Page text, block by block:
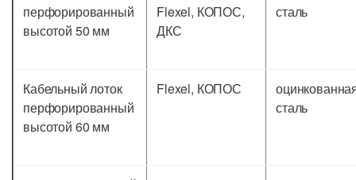
перфорированный
высотой 50 мм
Flexel, КОПОС,
ДКС
сталь
Кабельный лоток
перфорированный
высотой 60 мм
Flexel, КОПОС
сталь